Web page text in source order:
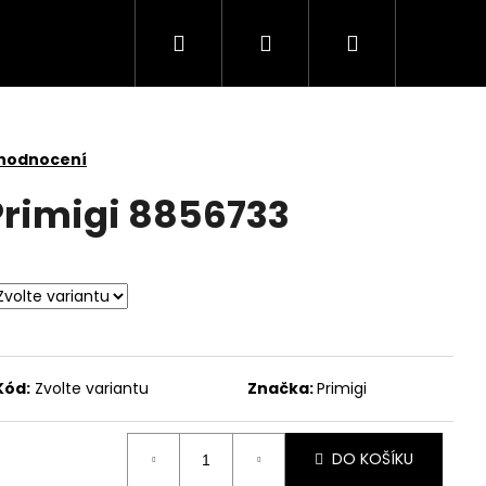
Hledat PřihlášeníNákupní
8856733
Zvolte variantu Značka:Primigi
DO KOŠÍKU